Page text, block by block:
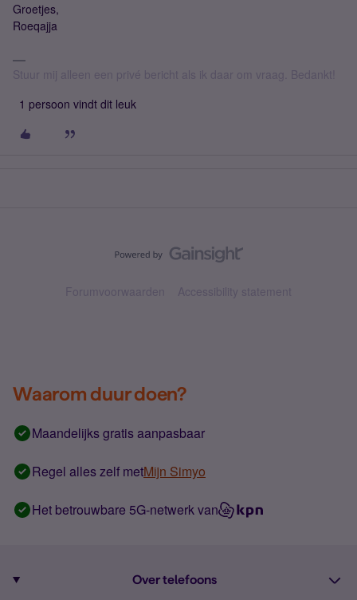
Groetjes,
Roeqajja
Stuur mij alleen een privé bericht als ik daar om vraag. Bedankt!
1 persoon vindt dit leuk
Forumvoorwaarden Accessibility statement
Waarom duur doen?
Maandelijks gratis aanpasbaar
Regel alles zelf metMijn Simyo
Het betrouwbare 5G-netwerk van
Over telefoons